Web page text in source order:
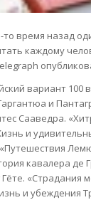
то время назад
каждому
вариант 100
и
Сааведра.
и
кавалера де
«Страдания
и убеждения